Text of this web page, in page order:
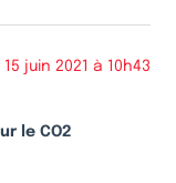
15 juin 2021 à 10h43
le CO2